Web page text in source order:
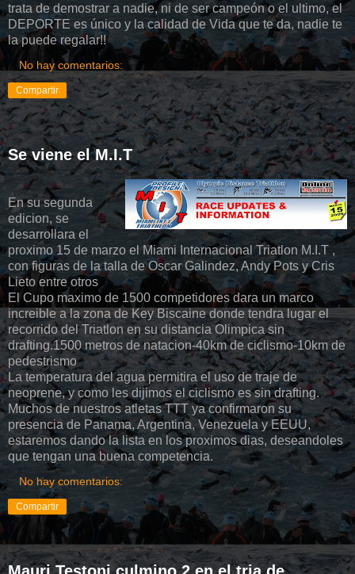
trata de demostrar a nadie, ni de ser campeón o el ultimo, el
DEPORTE es único y la calidad de Vida que te da, nadie te
la puede regalar!!
No hay comentarios:
Compartir
Se viene el M.I.T
En su segunda
edicion, se
desarrollara el
proximo 15 de marzo el Miami Internacional Triatlon M.I.T ,
con figuras de la talla de Oscar Galindez, Andy Pots y Cris
Lieto entre otros
El Cupo maximo de 1500 competidores dara un marco
increible a la zona de Key Biscaine donde tendra lugar el
recorrido del Triatlon en su distancia Olimpica sin
drafting.1500 metros de natacion-40km de ciclismo-10km de
pedestrismo
La temperatura del agua permitira el uso de traje de
neoprene, y como les dijimos el ciclismo es sin drafting.
Muchos de nuestros atletas TTT ya confirmaron su
presencia de Panama, Argentina, Venezuela y EEUU,
estaremos dando la lista en los proximos dias, deseandoles
que tengan una buena competencia.
No hay comentarios:
Compartir